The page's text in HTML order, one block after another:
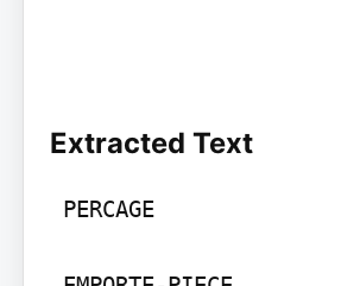
Extracted Text